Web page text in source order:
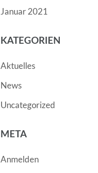
Januar 2021
KATEGORIEN
Aktuelles
News
Uncategorized
META
Anmelden